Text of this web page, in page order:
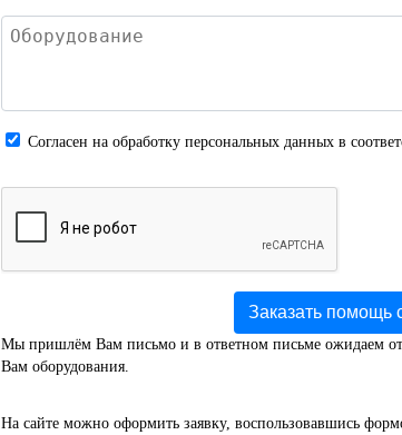
Cогласен на обработку персональных данных в
Заказать помощь
Мы пришлём Вам письмо и в ответном письме ожидаем от
Вам оборудования.
На сайте можно оформить заявку, воспользовавшись